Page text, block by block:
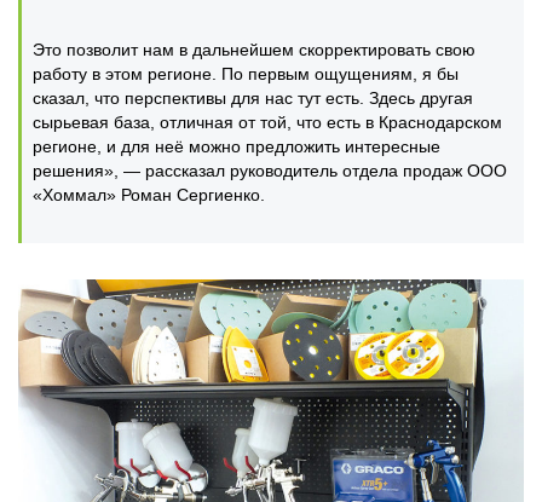
Это позволит нам в дальнейшем скорректировать свою
работу в этом регионе. По первым ощущениям, я бы
сказал, что перспективы для нас тут есть. Здесь другая
сырьевая база, отличная от той, что есть в Краснодарском
регионе, и для неё можно предложить интересные
решения», — рассказал руководитель отдела продаж ООО
«Хоммал» Роман Сергиенко.